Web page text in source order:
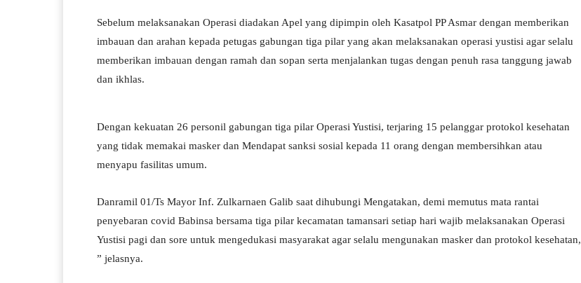
Sebelum melaksanakan Operasi diadakan Apel yang dipimpin oleh Kasatpol PP Asmar dengan memberikan
imbauan dan arahan kepada petugas gabungan tiga pilar yang akan melaksanakan operasi yustisi agar selalu
memberikan imbauan dengan ramah dan sopan serta menjalankan tugas dengan penuh rasa tanggung jawab
dan ikhlas.
Dengan kekuatan 26 personil gabungan tiga pilar Operasi Yustisi, terjaring 15 pelanggar protokol kesehatan
yang tidak memakai masker dan Mendapat sanksi sosial kepada 11 orang dengan membersihkan atau
menyapu fasilitas umum.
Danramil 01/Ts Mayor Inf. Zulkarnaen Galib saat dihubungi Mengatakan, demi memutus mata rantai
penyebaran covid Babinsa bersama tiga pilar kecamatan tamansari setiap hari wajib melaksanakan Operasi
Yustisi pagi dan sore untuk mengedukasi masyarakat agar selalu mengunakan masker dan protokol kesehatan,
” jelasnya.